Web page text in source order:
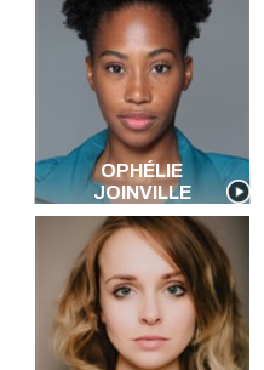
OPHÉLIE
JOINVILLE